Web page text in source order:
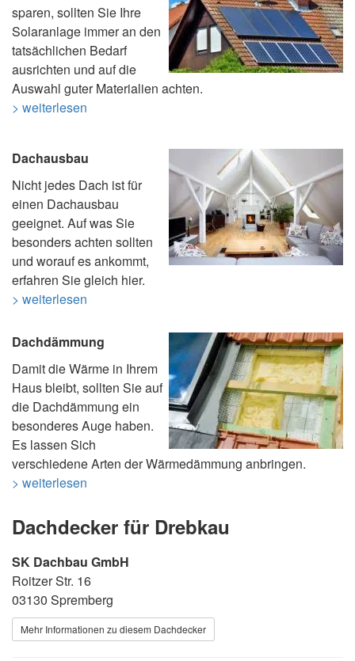
sparen, sollten Sie Ihre
Solaranlage immer an den
tatsächlichen Bedarf
ausrichten und auf die
Auswahl guter Materialien achten.
> weiterlesen
Dachausbau
Nicht jedes Dach ist für
einen Dachausbau
geeignet. Auf was Sie
besonders achten sollten
und worauf es ankommt,
erfahren Sie gleich hier.
> weiterlesen
Dachdämmung
Damit die Wärme in Ihrem
Haus bleibt, sollten Sie auf
die Dachdämmung ein
besonderes Auge haben.
Es lassen Sich
verschiedene Arten der Wärmedämmung anbringen.
> weiterlesen
Dachdecker für Drebkau
SK Dachbau GmbH
Roitzer Str. 16
03130 Spremberg
Mehr Informationen zu diesem Dachdecker